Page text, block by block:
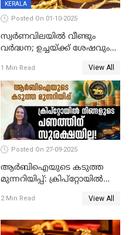
KERALA
Posted On 01-10-2025
സ്വർണവിലയിൽ വീണ്ടും
വർദ്ധന; ഉച്ചയ്ക്ക് ശേഷവും
കൂടിയത് പവന് 2,760 രൂപ
1 Min Read View All
Posted On 27-09-2025
ആർബിഐയുടെ കടുത്ത
മുന്നറിയിപ്പ്: ക്രിപ്റ്റോയിൽ
സുരക്ഷയില്ല!
2 Min Read View All